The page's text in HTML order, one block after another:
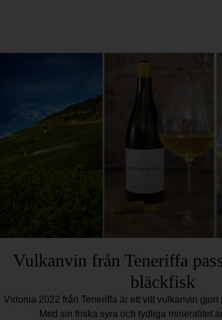
Vulkanvin från Teneriffa
bläckfisk
Vidonia 2022 från Teneriffa är ett vitt vulkanvin
Med sin friska syra och tydliga mineralitet